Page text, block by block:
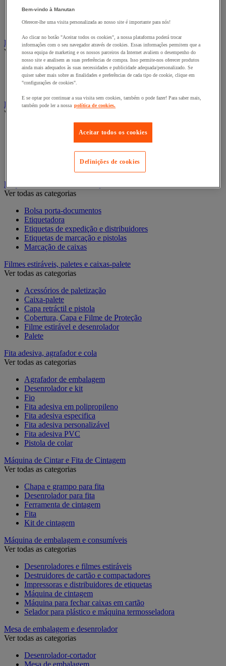
Caixa em madeira
Envelope de expedição
Embalagens de oferta
Ver todas as categorias
Acondicionamento e proteção para presentes
Fita para presentes
Sacos de presente
Embalagens e recipientes alimentares
Ver todas as categorias
Recipiente isotérmico
Etiquetas e sistemas de marcação
Ver todas as categorias
Bolsa porta-documentos
Etiquetadora
Etiquetas de expedição e distribuidores
Etiquetas de marcação e pistolas
Marcação de caixas
Filmes estiráveis, paletes e caixas-palete
Ver todas as categorias
Acessórios de paletização
Caixa-palete
Capa retráctil e pistola
Cobertura, Capa e Filme de Proteção
Filme estirável e desenrolador
Palete
Fita adesiva, agrafador e cola
Ver todas as categorias
Agrafador de embalagem
Desenrolador e kit
Fio
Fita adesiva em polipropileno
Fita adesiva especifica
Fita adesiva personalizável
Fita adesiva PVC
Pistola de colar
Máquina de Cintar e Fita de Cintagem
Ver todas as categorias
Chapa e grampo para fita
Desenrolador para fita
Ferramenta de cintagem
Fita
Kit de cintagem
Máquina de embalagem e consumíveis
Ver todas as categorias
Desenroladores e filmes estiráveis
Destruidores de cartão e compactadores
Impressoras e distribuidores de etiquetas
Máquina de cintagem
Máquina para fechar caixas em cartão
Selador para plástico e máquina termosseladora
Mesa de embalagem e desenrolador
Ver todas as categorias
Desenrolador-cortador
Mesa de embalagem
Bem-vindo à Manutan
Oferecer-lhe uma visita personalizada ao nosso site é importante para nós!
Ao clicar no botão "Aceitar todos os cookies", a nossa plataforma poderá trocar
informações com o seu navegador através de cookies. Essas informações permitem que a
nossa equipa de marketing e os nossos parceiros da Internet avaliem o desempenho do
nosso site e analisem as suas preferências de compra. Isso permite-nos oferecer produtos
ainda mais adequados às suas necessidades e publicidade adequada/personalizado. Se
quiser saber mais sobre as finalidades e preferências de cada tipo de cookie, clique em
"configurações de cookies".
E se optar por continuar a sua visita sem cookies, também o pode fazer! Para saber mais,
também pode ler a nossa política de cookies.
Aceitar todos os cookies
Definições de cookies